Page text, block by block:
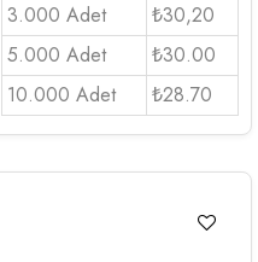
3.000 Adet
₺30,20
5.000 Adet
₺30.00
10.000 Adet
₺28.70